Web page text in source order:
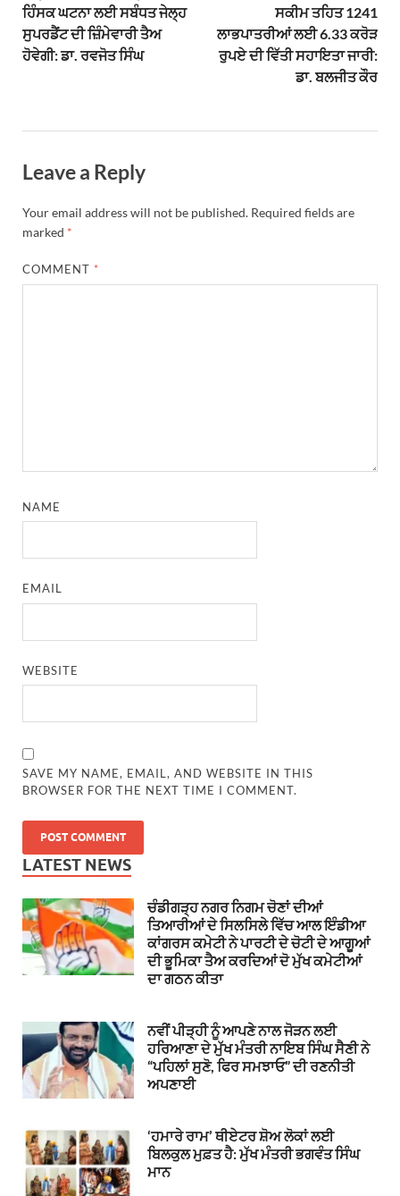
ਹਿੰਸਕ ਘਟਨਾ ਲਈ ਸਬੰਧਤ ਜੇਲ੍ਹ
ਸੁਪਰਡੈਂਟ ਦੀ ਜ਼ਿੰਮੇਵਾਰੀ ਤੈਅ
ਹੋਵੇਗੀ: ਡਾ. ਰਵਜੋਤ ਸਿੰਘ
ਸਕੀਮ ਤਹਿਤ 1241
ਲਾਭਪਾਤਰੀਆਂ ਲਈ 6.33 ਕਰੋੜ
ਰੁਪਏ ਦੀ ਵਿੱਤੀ ਸਹਾਇਤਾ ਜਾਰੀ:
ਡਾ. ਬਲਜੀਤ ਕੌਰ
Leave a Reply
Your email address will not be published. Required fields are
marked *
COMMENT *
NAME
EMAIL
WEBSITE
SAVE MY NAME, EMAIL, AND WEBSITE IN THIS
BROWSER FOR THE NEXT TIME I COMMENT.
LATEST NEWS
ਚੰਡੀਗੜ੍ਹ ਨਗਰ ਨਿਗਮ ਚੋਣਾਂ ਦੀਆਂ
ਤਿਆਰੀਆਂ ਦੇ ਸਿਲਸਿਲੇ ਵਿੱਚ ਆਲ ਇੰਡੀਆ
ਕਾਂਗਰਸ ਕਮੇਟੀ ਨੇ ਪਾਰਟੀ ਦੇ ਚੋਟੀ ਦੇ ਆਗੂਆਂ
ਦੀ ਭੂਮਿਕਾ ਤੈਅ ਕਰਦਿਆਂ ਦੋ ਮੁੱਖ ਕਮੇਟੀਆਂ
ਦਾ ਗਠਨ ਕੀਤਾ
ਨਵੀਂ ਪੀੜ੍ਹੀ ਨੂੰ ਆਪਣੇ ਨਾਲ ਜੋੜਨ ਲਈ
ਹਰਿਆਣਾ ਦੇ ਮੁੱਖ ਮੰਤਰੀ ਨਾਇਬ ਸਿੰਘ ਸੈਣੀ ਨੇ
“ਪਹਿਲਾਂ ਸੁਣੋ, ਫਿਰ ਸਮਝਾਓ” ਦੀ ਰਣਨੀਤੀ
ਅਪਣਾਈ
‘ਹਮਾਰੇ ਰਾਮ’ ਥੀਏਟਰ ਸ਼ੋਅ ਲੋਕਾਂ ਲਈ
ਬਿਲਕੁਲ ਮੁਫ਼ਤ ਹੈ: ਮੁੱਖ ਮੰਤਰੀ ਭਗਵੰਤ ਸਿੰਘ
ਮਾਨ